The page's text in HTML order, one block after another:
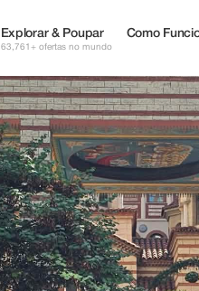
Explorar & Poupar
63,761+ ofertas no mundo
Como